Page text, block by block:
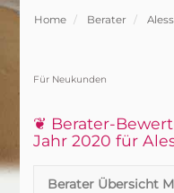
Home Berater
Für Neukunden
❦ Berater-
Jahr 2020 für
Berater Übersicht